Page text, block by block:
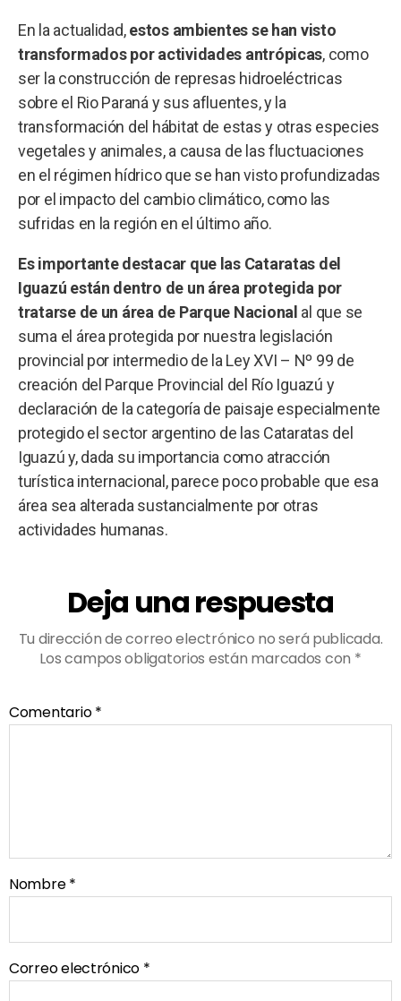
En la actualidad,estos ambientes se han visto
transformados por actividades antrópicas, como
ser la construcción de represas hidroeléctricas
sobre el Rio Paraná y sus afluentes, y la
transformación del hábitat de estas y otras especies
vegetales y animales, a causa de las fluctuaciones
en el régimen hídrico que se han visto profundizadas
por el impacto del cambio climático, como las
sufridas en la región en el último año.
Es importante destacar que las Cataratas del
Iguazú están dentro de un área protegida por
tratarse de un área de Parque Nacional al que se
suma el área protegida por nuestra legislación
provincial por intermedio de la Ley XVI – Nº 99 de
creación del Parque Provincial del Río Iguazú y
declaración de la categoría de paisaje especialmente
protegido el sector argentino de las Cataratas del
Iguazú y, dada su importancia como atracción
turística internacional, parece poco probable que esa
área sea alterada sustancialmente por otras
actividades humanas.
Deja una respuesta
Tu dirección de correo electrónico no será publicada.
Los campos obligatorios están marcados con *
Comentario*
Nombre*
Correo electrónico *